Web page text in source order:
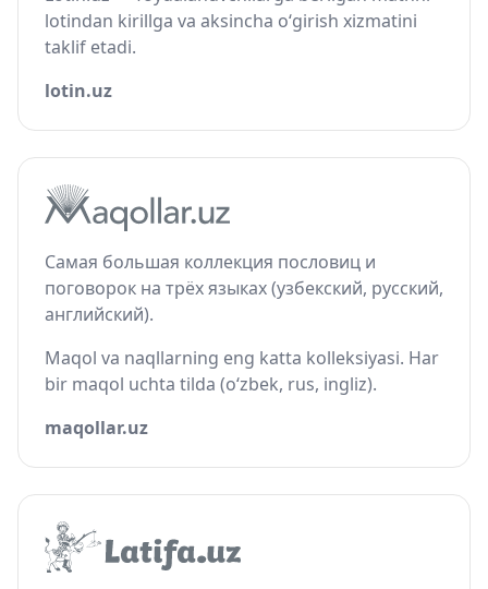
lotindan kirillga va aksincha o‘girish xizmatini
taklif etadi.
lotin.uz
Самая большая коллекция пословиц и
поговорок на трёх языках (узбекский, русский,
английский).
Maqol va naqllarning eng katta kolleksiyasi. Har
bir maqol uchta tilda (o‘zbek, rus, ingliz).
maqollar.uz